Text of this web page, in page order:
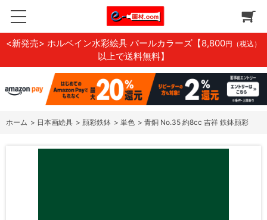
<新発売> ホルベイン水彩絵具 パールカラーズ 【8,800円（税込）
以上で送料無料】
ホーム > 日本画絵具 > 顔彩鉄鉢 > 単色 > 青銅 No.35 約8cc 吉祥 鉄鉢顔彩